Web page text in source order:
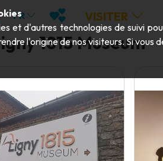
RECHERCHER
FR MES FAVORIS
VISITER
1815 Museum
et d'autres technologies de suivi
l'origine de nos visiteurs. Si vous